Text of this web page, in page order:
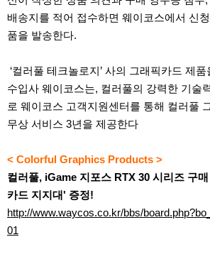
배송지를 적어 접수하면 웨이코스에서 신
품을 발송한다.
‘컬러풀 테크놀로지’ 사의 그래픽카드 제
수입사 웨이코스는, 컬러풀의 강력한 기술
로 웨이코스 고객지원센터를 통해 컬러풀
무상 서비스 3년을 제공한다
< Colorful Graphics Products >
컬러풀, iGame 지포스 RTX 30 시리즈 구
카드 지지대' 증정!
http://www.waycos.co.kr/bbs/
01